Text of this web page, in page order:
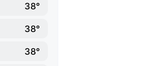
38°
38°
38°